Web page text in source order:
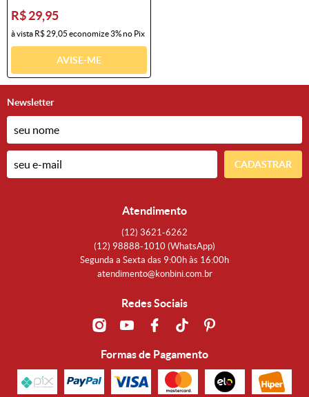
R$ 29,95
à vista R$ 29,05 economize3%no Pix
AVISE-ME
Newsletter
CADASTRAR
Atendimento
(12) 3621-6262
(12) 98888-1010 (WhatsApp)
Segunda a Sexta das 9:00h às 16:00h
atendimento@konbini.com.br
Redes Sociais
Formas de Pagamento